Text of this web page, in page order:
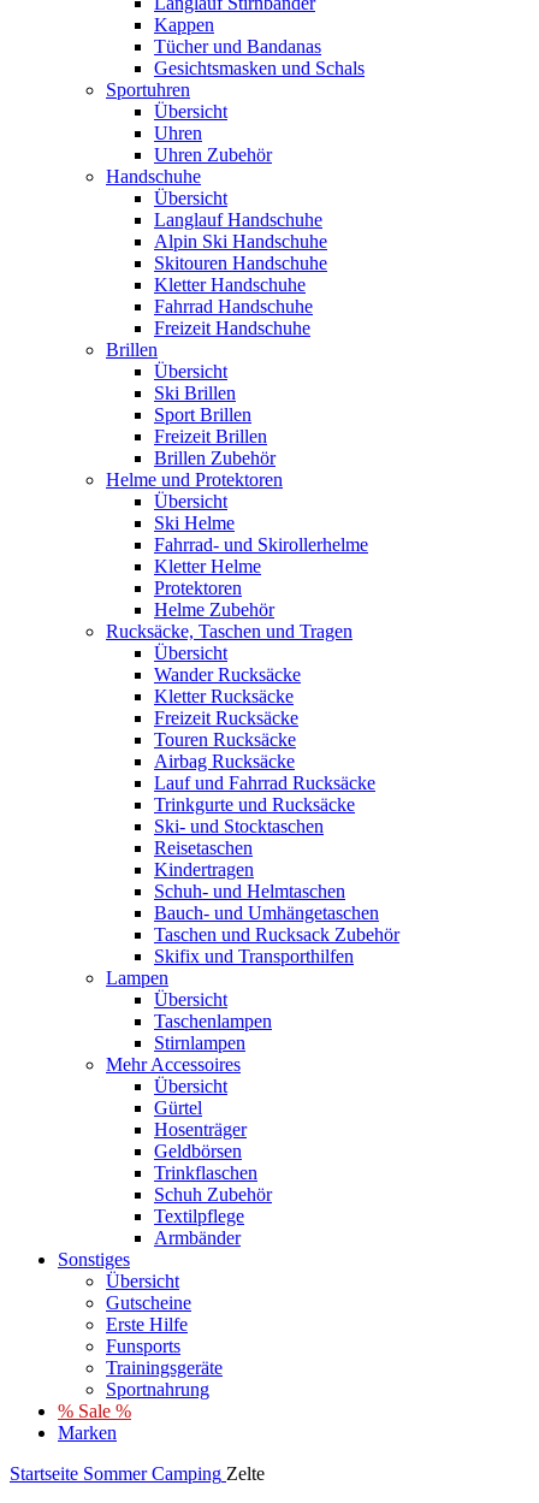
Kappen
Tücher und Bandanas
Gesichtsmasken und Schals
Sportuhren
Übersicht
Uhren
Uhren Zubehör
Handschuhe
Übersicht
Langlauf Handschuhe
Alpin Ski Handschuhe
Skitouren Handschuhe
Kletter Handschuhe
Fahrrad Handschuhe
Freizeit Handschuhe
Brillen
Übersicht
Ski Brillen
Sport Brillen
Freizeit Brillen
Brillen Zubehör
Helme und Protektoren
Übersicht
Ski Helme
Fahrrad- und Skirollerhelme
Kletter Helme
Protektoren
Helme Zubehör
Rucksäcke, Taschen und Tragen
Übersicht
Wander Rucksäcke
Kletter Rucksäcke
Freizeit Rucksäcke
Touren Rucksäcke
Airbag Rucksäcke
Lauf und Fahrrad Rucksäcke
Trinkgurte und Rucksäcke
Ski- und Stocktaschen
Reisetaschen
Kindertragen
Schuh- und Helmtaschen
Bauch- und Umhängetaschen
Taschen und Rucksack Zubehör
Skifix und Transporthilfen
Lampen
Übersicht
Taschenlampen
Stirnlampen
Mehr Accessoires
Übersicht
Gürtel
Hosenträger
Geldbörsen
Trinkflaschen
Schuh Zubehör
Textilpflege
Armbänder
Sonstiges
Übersicht
Gutscheine
Erste Hilfe
Funsports
Trainingsgeräte
Sportnahrung
% Sale %
Marken
Startseite Sommer Camping Zelte